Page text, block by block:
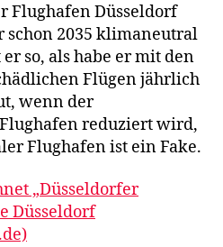
Flughafen Düsseldorf
schon 2035 klimaneutral
so, als habe er mit den
Flügen jährlich
wenn der
reduziert wird,
Flughafen ist ein Fake.
„Düsseldorfer
Düsseldorf